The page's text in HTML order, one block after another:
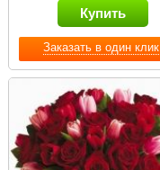
Заказать в один клик
Купить